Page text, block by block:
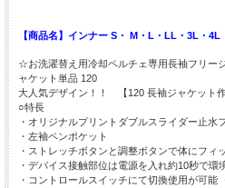
【商品名】インナー S・ M・L・LL・3L・4L
☆お洗濯替え用冷却ペルチェ専用長袖フリー
ャケット単品 120
大人気デザイン！！ 【120 長袖ジャケット
○特長
・オリジナルプリントダブルスライダー止水
・左袖ペンポケット
・ストレッチボタンと調整ボタンで体にフィ
・デバイス接触部位は電源を入れ約10秒で
・コントロールスイッチにて切換使用が可能